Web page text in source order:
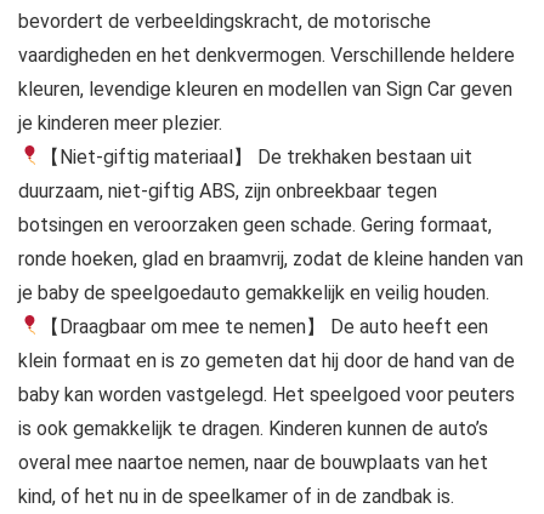
bevordert de verbeeldingskracht, de motorische
vaardigheden en het denkvermogen. Verschillende heldere
kleuren, levendige kleuren en modellen van Sign Car geven
je kinderen meer plezier.
【Niet-giftig materiaal】 De trekhaken bestaan uit
duurzaam, niet-giftig ABS, zijn onbreekbaar tegen
botsingen en veroorzaken geen schade. Gering formaat,
ronde hoeken, glad en braamvrij, zodat de kleine handen van
je baby de speelgoedauto gemakkelijk en veilig houden.
【Draagbaar om mee te nemen】 De auto heeft een
klein formaat en is zo gemeten dat hij door de hand van de
baby kan worden vastgelegd. Het speelgoed voor peuters
is ook gemakkelijk te dragen. Kinderen kunnen de auto’s
overal mee naartoe nemen, naar de bouwplaats van het
kind, of het nu in de speelkamer of in de zandbak is.